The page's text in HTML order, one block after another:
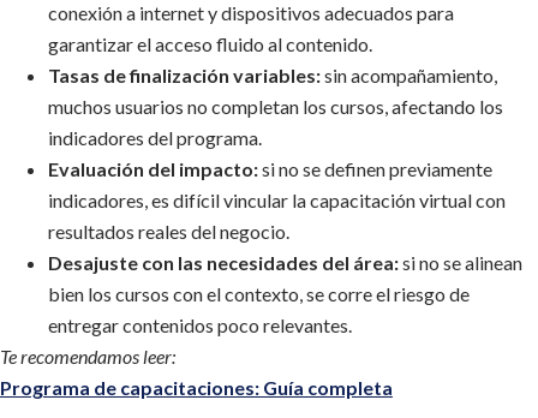
conexión a internet y dispositivos adecuados para
garantizar el acceso fluido al contenido.
Tasas de finalización variables:sin acompañamiento,
muchos usuarios no completan los cursos, afectando los
indicadores del programa.
Evaluación del impacto:si no se definen previamente
indicadores, es difícil vincular la capacitación virtual con
resultados reales del negocio.
Desajuste con las necesidades del área:si no se alinean
bien los cursos con el contexto, se corre el riesgo de
entregar contenidos poco relevantes.
Te recomendamos leer:
Programa de capacitaciones: Guía completa